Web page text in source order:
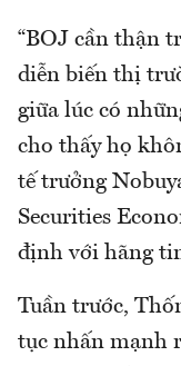
“BOJ cần thận
diễn biến thị
giữa lúc có
cho thấy họ
tế trưởng
Securities
định với hãng
Tuần trước,
tục nhấn mạnh